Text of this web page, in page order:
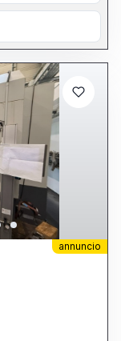
annuncio